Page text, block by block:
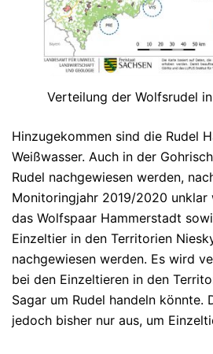
Verteilung der Wolfsrudel
Hinzugekommen sind die Rudel
Weißwasser. Auch in der
Rudel nachgewiesen werden,
Monitoringjahr 2019/2020 unklar
das Wolfspaar Hammerstadt
Einzeltier in den Territorien
nachgewiesen werden. Es wird
bei den Einzeltieren in den
Sagar um Rudel handeln könnte.
jedoch bisher nur aus, um